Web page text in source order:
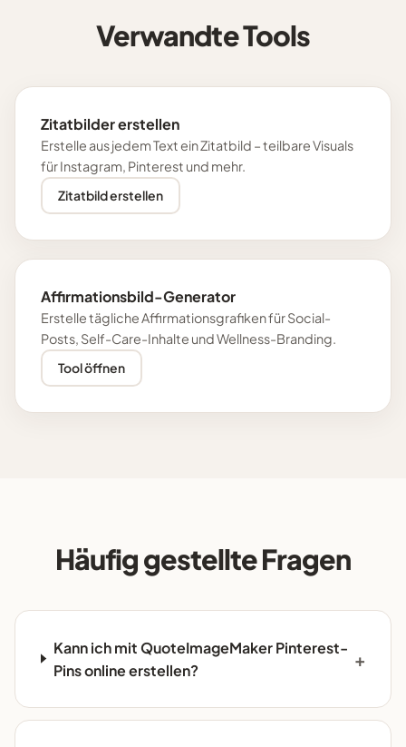
Verwandte Tools
Zitatbilder erstellen
Erstelle aus jedem Text ein Zitatbild – teilbare Visuals
für Instagram, Pinterest und mehr.
Zitatbild erstellen
Affirmationsbild-Generator
Erstelle tägliche Affirmationsgrafiken für Social-
Posts, Self-Care-Inhalte und Wellness-Branding.
Tool öffnen
Häufig gestellte Fragen
Kann ich mit QuoteImageMaker Pinterest-
Pins online erstellen?